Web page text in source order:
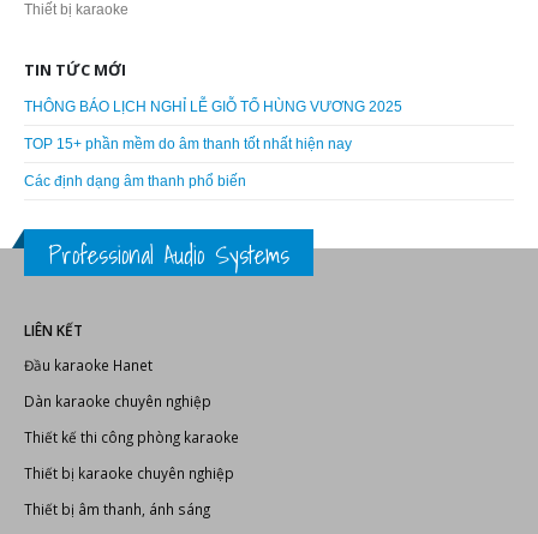
Thiết bị karaoke
TIN TỨC MỚI
THÔNG BÁO LỊCH NGHỈ LỄ GIỖ TỔ HÙNG VƯƠNG 2025
TOP 15+ phần mềm do âm thanh tốt nhất hiện nay
Các định dạng âm thanh phổ biến
Professional Audio Systems
LIÊN KẾT
Đầu karaoke Hanet
Dàn karaoke chuyên nghiệp
Thiết kế thi công phòng karaoke
Thiết bị karaoke chuyên nghiệp
Thiết bị âm thanh, ánh sáng